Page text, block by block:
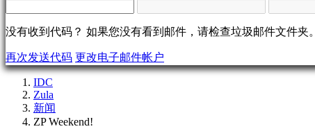
Simulation
Puzzle
games
示
没有收到代码？ 如果您没有看到邮件，请检查垃圾邮件文件夹。
再次发送代码 更改电子邮件帐户
IDC
Zula
新闻
ZP Weekend!